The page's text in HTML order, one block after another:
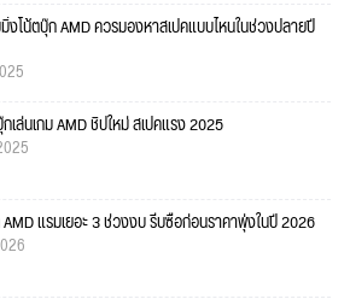
งโน้ตบุ๊ก AMD ควรมองหาสเปคแบบไหนในช่วงปลายปี
เล่นเกม AMD ชิปใหม่ สเปคแรง 2025
แรมเยอะ 3 ช่วงงบ รีบซื้อก่อนราคาพุ่งในปี 2026